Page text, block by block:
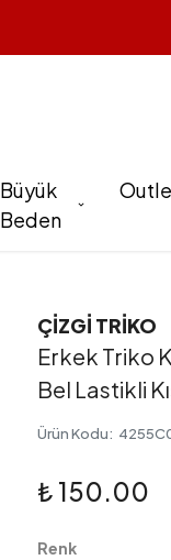
Büyük
Beden
ÇİZGİ TRİKO
Erkek Triko
Bel Lastikli
Ürün Kodu:
₺ 150.00
Renk